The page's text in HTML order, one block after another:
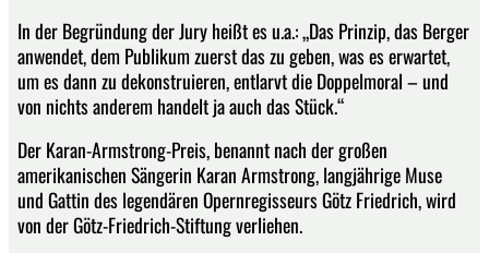
In der Begründung der Jury heißt es u.a.: „Das Prinzip, das Berger
anwendet, dem Publikum zuerst das zu geben, was es erwartet,
um es dann zu dekonstruieren, entlarvt die Doppelmoral – und
von nichts anderem handelt ja auch das Stück.“
Der Karan-Armstrong-Preis, benannt nach der großen
amerikanischen Sängerin Karan Armstrong, langjährige Muse
und Gattin des legendären Opernregisseurs Götz Friedrich, wird
von der Götz-Friedrich-Stiftung verliehen.